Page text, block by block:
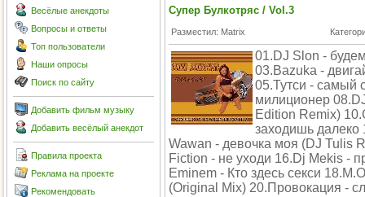
Весёлые анекдоты
Вопросы и ответы
Топ пользователи
Наши опросы
Поиск по сайту
Добавить фильм музыку
Добавить весёлый анекдот
Правила проекта
Реклама на проекте
Рекомендовать
Супер Булкотряс / Vol.3
Разместил: Matrix
01.DJ Slon -
03.Bazuka -
05.Тутси - самый
милиционер
Edition Remix)
заходишь далеко
Wawan - девочка моя (DJ Tulis
Fiction - не уходи 16.Dj Mekis -
Eminem - Кто здесь секси
(Original Mix) 20.Провокация -